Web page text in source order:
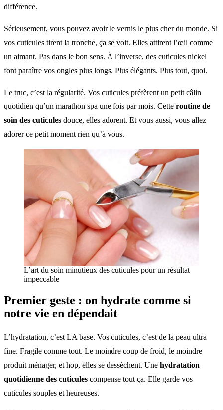
différence.
Sérieusement, vous pouvez avoir le vernis le plus cher du monde. Si
vos cuticules tirent la tronche, ça se voit. Elles attirent l’œil comme
un aimant. Pas dans le bon sens. À l’inverse, des cuticules nickel
font paraître vos ongles plus longs. Plus élégants. Plus tout, quoi.
Le truc, c’est la régularité. Vos cuticules préfèrent un petit câlin
quotidien qu’un marathon spa une fois par mois. Cette routine de
soin des cuticules douce, elles adorent. Et vous aussi, vous allez
adorer ce petit moment rien qu’à vous.
L’art du soin minutieux des cuticules pour un résultat
impeccable
Premier geste : on hydrate comme si
notre vie en dépendait
L’hydratation, c’est LA base. Vos cuticules, c’est de la peau ultra
fine. Fragile comme tout. Le moindre coup de froid, le moindre
produit ménager, et hop, elles se dessèchent. Une hydratation
quotidienne des cuticules compense tout ça. Elle garde vos
cuticules souples et heureuses.